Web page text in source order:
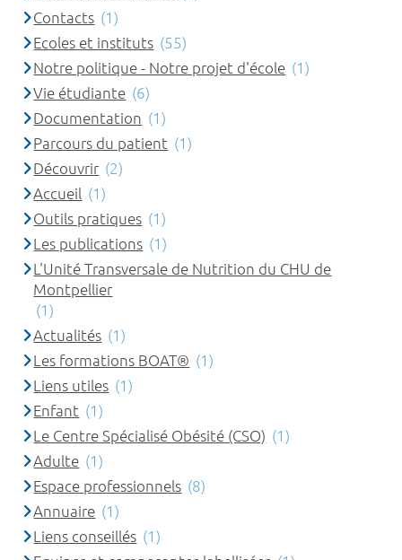
Contacts (1)
Ecoles et instituts (55)
Notre politique - Notre projet d'école (1)
Vie étudiante (6)
Documentation (1)
Parcours du patient (1)
Découvrir (2)
Accueil (1)
Outils pratiques (1)
Les publications (1)
L'Unité Transversale de Nutrition du CHU de
Montpellier
(1)
Actualités (1)
Les formations BOAT® (1)
Liens utiles (1)
Enfant (1)
Le Centre Spécialisé Obésité (CSO) (1)
Adulte (1)
Espace professionnels (8)
Annuaire (1)
Liens conseillés (1)